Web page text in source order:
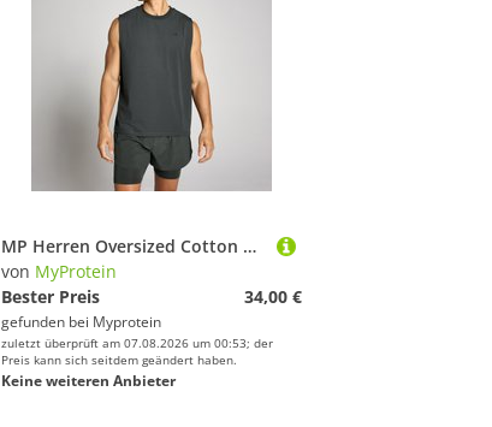
MP Herren Oversized Cotton Modal Tank Top - Schwarz Verwaschen - M
von MyProtein
Bester Preis
34,00 €
gefunden bei Myprotein
zuletzt überprüft am 07.08.2026 um 00:53; der
Preis kann sich seitdem geändert haben.
Keine weiteren Anbieter